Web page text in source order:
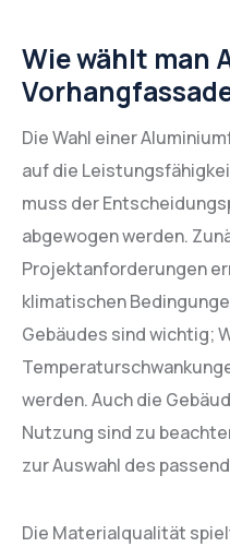
Wie wählt man
Die Wahl einer
auf die
muss der
abgewogen werden.
Projektanforderungen
klimatischen
Gebäudes sind wichtig;
werden. Auch die
Nutzung sind zu
zur Auswahl des
Die Materialqualität